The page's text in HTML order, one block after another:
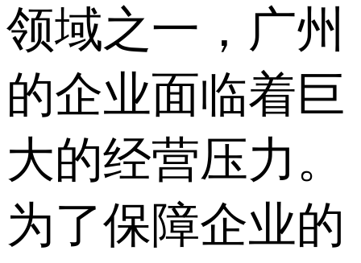
领域之一，广州
的企业面临着巨
大的经营压力。
为了保障企业的